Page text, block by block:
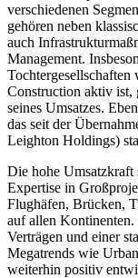
verschiedenen
gehören neben
auch
Management.
Construction aktiv ist,
seines Umsatzes.
das seit der
Leighton Holdings)
Die hohe
Expertise in
Flughäfen, Brücken,
auf allen
Verträgen und einer
Megatrends wie
weiterhin positiv